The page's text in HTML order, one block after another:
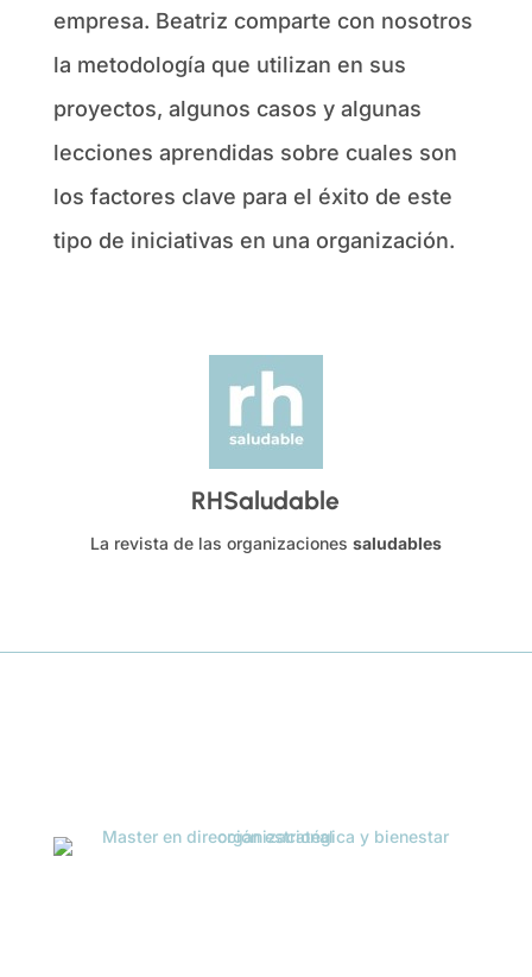
empresa. Beatriz comparte con nosotros
la metodología que utilizan en sus
proyectos, algunos casos y algunas
lecciones aprendidas sobre cuales son
los factores clave para el éxito de este
tipo de iniciativas en una organización.
RHSaludable
La revista de las organizaciones saludables